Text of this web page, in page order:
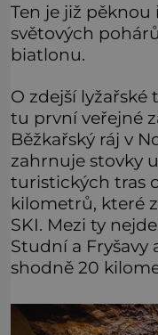
Ten je již
světových
biatlonu.
O zdejší lyžařské
tu první veřejné
Běžkařský ráj v
zahrnuje stovky
turistických tras
kilometrů, které
SKI. Mezi ty
Studní a Fryšavy
shodně 20